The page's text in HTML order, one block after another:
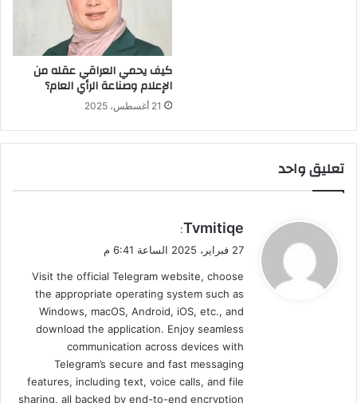
كيف يحمي العراقي عقله من
الإعلام وصناعة الرأي العام؟
21 أغسطس، 2025
تعليق واحد
ي
ل
Tvmitiqe
:
27 فبراير، 2025 الساعة 6:41 م
Visit the official Telegram website, choose
the appropriate operating system such as
Windows, macOS, Android, iOS, etc., and
download the application. Enjoy seamless
communication across devices with
Telegram’s secure and fast messaging
features, including text, voice calls, and file
sharing, all backed by end-to-end encryption